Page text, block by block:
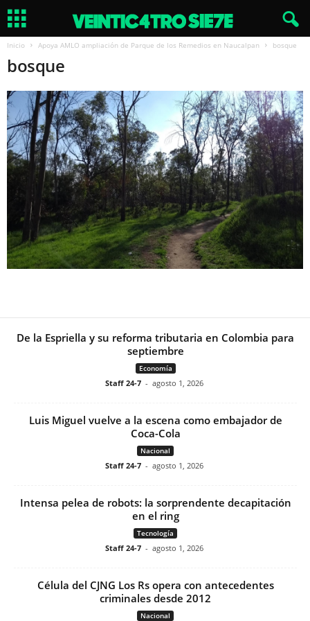
Inicio Apoya AMLO ampliación de Parque de los Remedios en Naucalpan bosque
bosque
De la Espriella y su reforma tributaria en Colombia para
septiembre
Economía
Staff 24-7 - agosto 1, 2026
Luis Miguel vuelve a la escena como embajador de
Coca-Cola
Nacional
Staff 24-7 - agosto 1, 2026
Intensa pelea de robots: la sorprendente decapitación
en el ring
Tecnología
Staff 24-7 - agosto 1, 2026
Célula del CJNG Los Rs opera con antecedentes
criminales desde 2012
Nacional